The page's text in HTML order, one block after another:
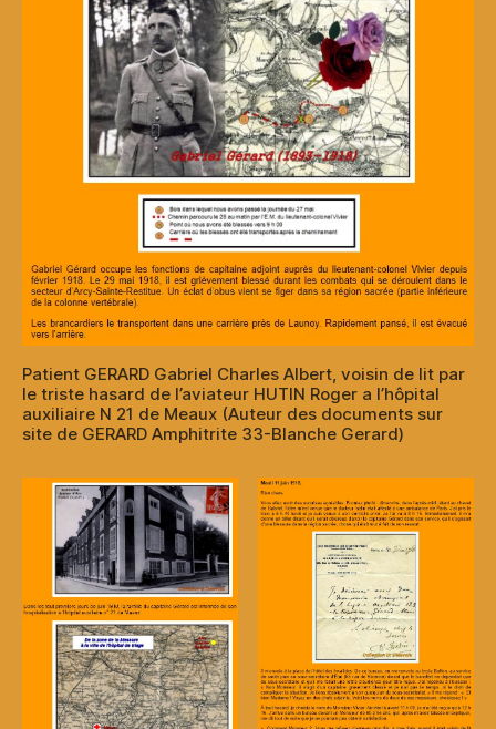
Patient GERARD Gabriel Charles Albert, voisin de lit par
le triste hasard de l’aviateur HUTIN Roger a l’hôpital
auxiliaire N 21 de Meaux (Auteur des documents sur
site de GERARD Amphitrite 33-Blanche Gerard)